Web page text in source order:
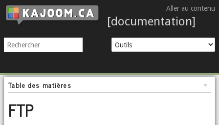
Aller au contenu
[documentation]
Table des matières
FTP